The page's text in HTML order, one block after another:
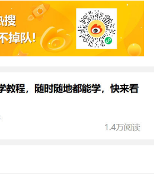
何时买房子都是很常见的问